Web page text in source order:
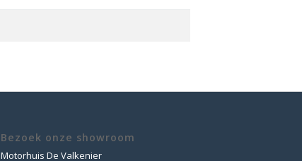
Bezoek onze showroom
Motorhuis De Valkenier